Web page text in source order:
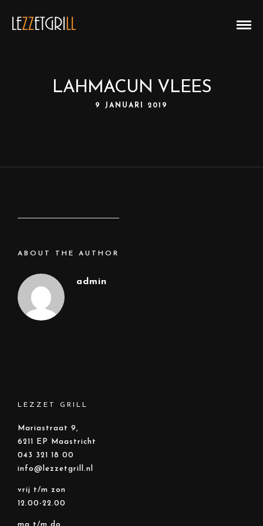
LAHMACUN VLEES
9 JANUARI 2019
ABOUT THE AUTHOR
admin
LEZZET GRILL
Mariastraat 9,
6211 EP Maastricht
043 321 18 00
info@lezzetgrill.nl
vrij t/m zon
12.00-22.00
ma t/m do